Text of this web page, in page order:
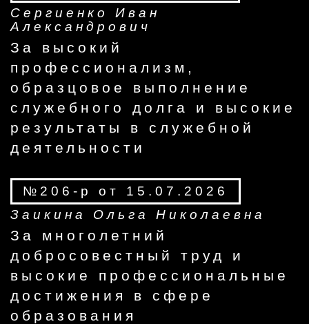
Сергиенко Иван
Александрович
За высокий
профессионализм,
образцовое выполнение
служебного долга и высокие
результаты в служебной
деятельности
№206-р от 15.07.2026
Заикина Ольга Николаевна
За многолетний
добросовестный труд и
высокие профессиональные
достижения в сфере
образования